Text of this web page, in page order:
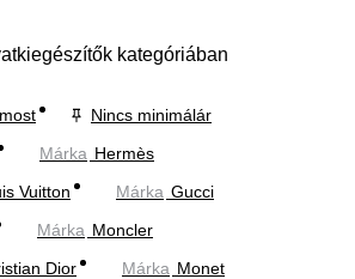
kategóriában
Nincs minimálár
Márka Hermès
Vuitton Márka Gucci
Márka Moncler
Dior Márka Monet